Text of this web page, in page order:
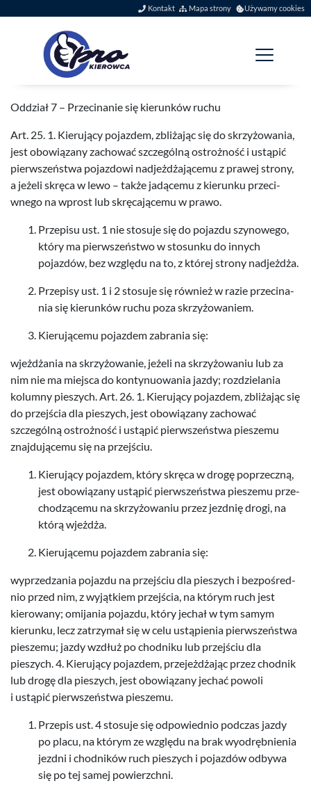
Szybkie menu
Kontakt Mapa strony Używamy cookies
Menu główne
Jesteś tutaj:
Przecinanie się
Odd­ział7 – Przeci­nanie się kierunków ruchu
Art. 25. 1. Kieru­jący pojaz­dem, zbliża­jąc się do skrzyżowa­nia,
jest obow­iązany zachować szczególną ostrożność i ustąpić
pier­wszeństwa pojaz­dowi nad­jeżdża­jącemu z prawej strony,
a jeżeli skręca w lewo – także jadącemu z kierunku prze­ci­
wnego na wprost lub skrę­ca­jącemu w prawo.
Przepisu ust. 1 nie sto­suje się do pojazdu szynowego,
który ma pier­wszeństwo w sto­sunku do innych
pojazdów, bez względu na to, z której strony nadjeżdża.
Przepisy ust. 1 i 2sto­suje się również w razie przeci­na­
nia się kierunków ruchu poza skrzyżowaniem.
Kieru­jącemu pojaz­dem zabra­nia się:
wjeżdża­nia na skrzyżowanie, jeżeli na skrzyżowa­niu lub za
nim nie ma miejsca do kon­tyn­uowa­nia jazdy; rozdziela­nia
kolumny pieszych. Art. 26. 1. Kieru­jący pojaz­dem, zbliża­jąc się
do prze­jś­cia dla pieszych, jest obow­iązany zachować
szczególną ostrożność i ustąpić pier­wszeństwa pieszemu
zna­j­du­jącemu się na przejściu.
Kieru­jący pojaz­dem, który skręca w drogę poprzeczną,
jest obow­iązany ustąpić pier­wszeństwa pieszemu prze­
chodzącemu na skrzyżowa­niu przez jezd­nię drogi, na
którą wjeżdża.
Kieru­jącemu pojaz­dem zabra­nia się:
wyprzedza­nia pojazdu na prze­jś­ciu dla pieszych i bezpośred­
nio przed nim, z wyjątkiem prze­jś­cia, na którym ruch jest
kierowany; omi­ja­nia pojazdu, który jechał w tym samym
kierunku, lecz zatrzy­mał się w celu ustąpi­enia pier­wszeństwa
pieszemu; jazdy wzdłuż po chod­niku lub prze­jś­ciu dla
pieszych.4. Kieru­jący pojaz­dem, prze­jeżdża­jąc przez chod­nik
lub drogę dla pieszych, jest obow­iązany jechać powoli
i ustąpić pier­wszeństwa pieszemu.
Przepis ust.4sto­suje się odpowied­nio pod­czas jazdy
po placu, na którym ze względu na brak wyo­dręb­nienia
jezdni i chod­ników ruch pieszych i pojazdów odbywa
się po tej samej powierzchni.